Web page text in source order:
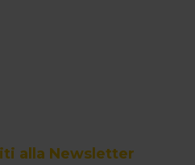
alla Newsletter